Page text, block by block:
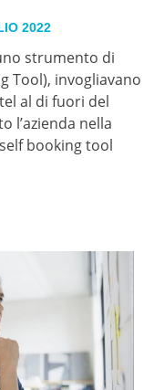
2022
strumento di
Tool), invogliavano
al di fuori del
l’azienda nella
booking tool